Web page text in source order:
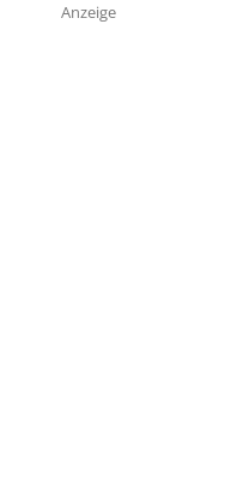
Anzeige